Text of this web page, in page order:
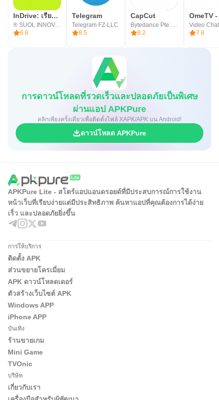
InDrive: เรียกรถ & เดลิเวอรี่
® SUOL INNOVATIONS LTD
6.8
Telegram
Telegram FZ-LLC
8.5
CapCut
8.2
7.8
การดาวน์โหลดที่รวดเร็วและปลอดภัยเป็นพิเศษ
ผ่านแอป APKPure
คลิกเพียงครั้งเดียวเพื่อติดตั้งไฟล์ XAPK/APK บน Android!
ดาวน์โหลด APKPure
APKPure Lite - สโตร์แอปแอนดรอยด์ที่มีประสบการณ์การใช้งาน
หน้าเว็บที่เรียบง่ายแต่มีประสิทธิภาพ ค้นหาแอปที่คุณต้องการได้ง่าย
เร็ว และปลอดภัยยิ่งขึ้น
การให้บริการ
ติดตั้ง APK
ส่วนขยายโครเมี่ยม
APK ดาวน์โหลดเดอร์
ตัวสร้างเว็บไซต์ APK
Windows APP
iPhone APP
บันเทิง
ร้านขายเกม
Mini Game
TVOnic
บริษัท
เกี่ยวกับเรา